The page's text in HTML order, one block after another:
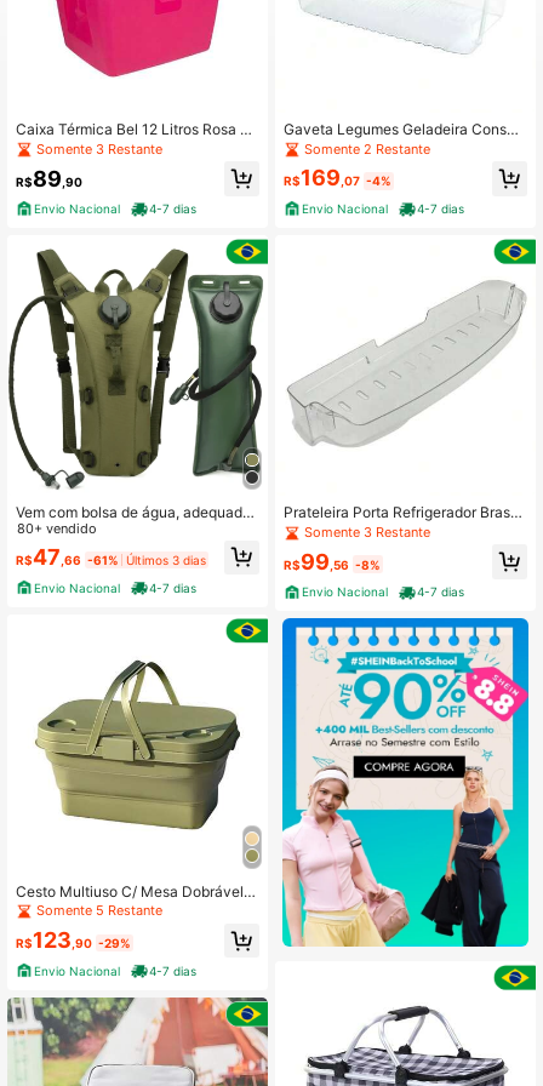
Caixa Térmica Bel 12 Litros Rosa e
Branco 071310
Somente 3 Restante
R$89 ,90
Envio Nacional
4-7 dias
Vem com bolsa de água, adequada
para caminhadas, ciclismo, montan
hismo, esportes, mochila de hidrata
ção, bolsa de água
80+ vendido
R$47 ,66 -61% Últimos 3 dias
Envio Nacional
4-7 dias
Cesto Multiuso C/ Mesa Dobrável P
iquenique Passeio Camping
Somente 5 Restante
R$123 ,90 -29%
Envio Nacional
4-7 dias
Gaveta Legumes Geladeira Consul
- Original W10212150
Somente 2 Restante
R$169,07 -4%
Envio Nacional
4-7 dias
Prateleira Porta Refrigerador Braste
mp Bre51/Brm47/Brk50/Brm49 - Ori
ginal
Somente 3 Restante
R$99 ,56 -8%
Envio Nacional
4-7 dias